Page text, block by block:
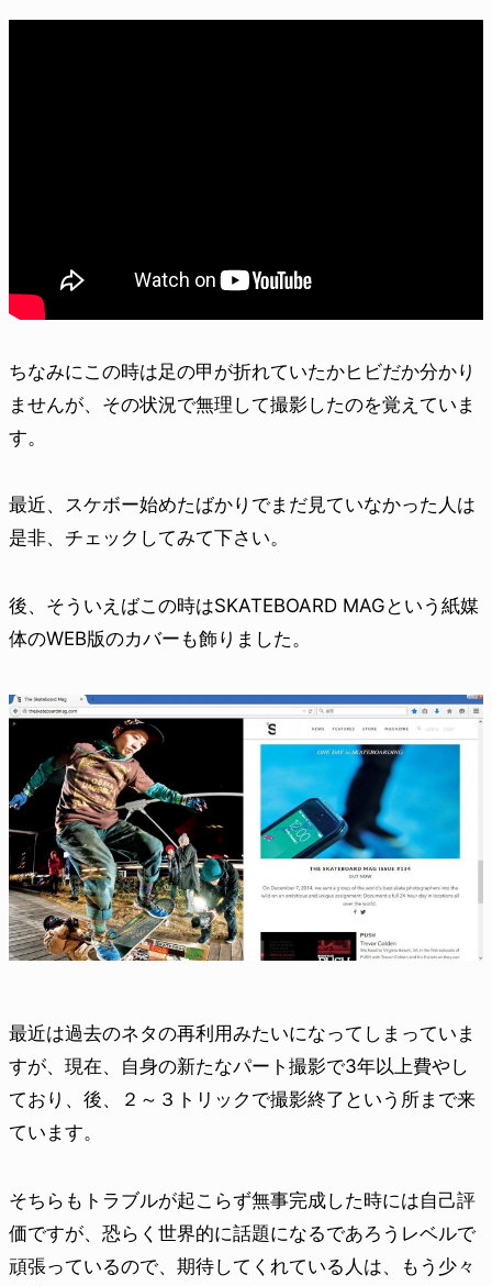
ちなみにこの時は足の甲が折れていたかヒビだか分かり
ませんが、その状況で無理して撮影したのを覚えていま
す。
最近、スケボー始めたばかりでまだ見ていなかった人は
是非、チェックしてみて下さい。
後、そういえばこの時はSKATEBOARD MAGという紙媒
体のWEB版のカバーも飾りました。
最近は過去のネタの再利用みたいになってしまっていま
すが、現在、自身の新たなパート撮影で3年以上費やし
ており、後、２～３トリックで撮影終了という所まで来
ています。
そちらもトラブルが起こらず無事完成した時には自己評
価ですが、恐らく世界的に話題になるであろうレベルで
頑張っているので、期待してくれている人は、もう少々